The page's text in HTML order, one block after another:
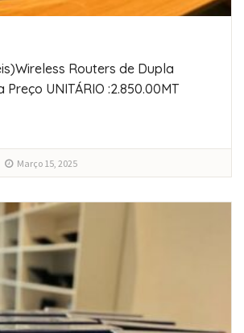
Routers de Dupla
UNITÁRIO :2.850.00MT
Março 15, 2025